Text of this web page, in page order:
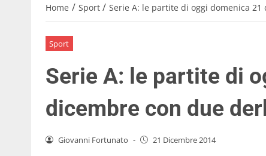
Home / Sport / Serie A: le partite di oggi domenica
Sport
Serie A: le partite di
dicembre con due
Giovanni Fortunato - 21 Dicembre 2014